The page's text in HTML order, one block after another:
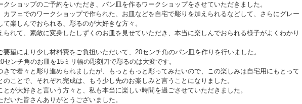
クショップのご予約をいただき、パン皿を作るワークショップをさせていただきました。
カフェでのワークショップで作られた、お皿などを自宅で彫りを加えられるなどして、さらにグレー
て楽しんでおられる、彫るのが大好きな方々。
られて、素敵に変身したしずくのお皿を見せていただき、本当に楽しんでおられる様子がよくわかり
要望により少し材料費をご負担いただいて、20センチ角のパン皿を作りを行いました。
センチ角のお皿を15ミリ幅の彫刻刀で彫るのは大変です。
きで着々と彫り進められましたが、もっともっと彫ってみたいので、この楽しみは自宅用にもとって
のことで、それぞれ完成は、もう少し先のお楽しみと言うことになりました。
とが大好きと言いう方々と、私も本当に楽しい時間を過ごさせていただきました。
だいた皆さんありがとうございました。